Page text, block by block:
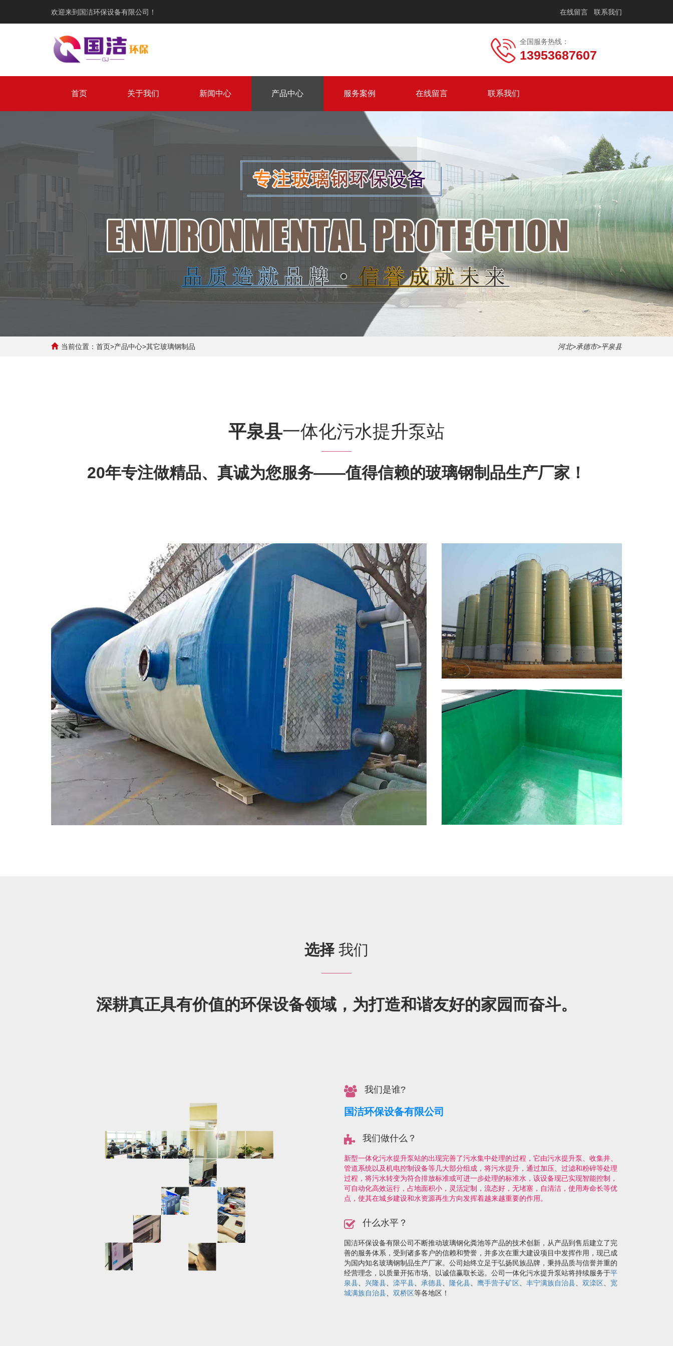
欢迎来到国洁环保设备有限公司！ 在线留言 联系我们
全国服务热线：
13953687607
首页 关于我们 新闻中心 产品中心 服务案例 在线留言 联系我们
当前位置： 首页>产品中心>其它玻璃钢制品 河北>承德市>平泉县
平泉县一体化污水提升泵站
20年专注做精品、真诚为您服务——值得信赖的玻璃钢制品生产厂家！
选择我们
深耕真正具有价值的环保设备领域，为打造和谐友好的家园而奋斗。
我们是谁?
国洁环保设备有限公司
我们做什么？
新型一体化污水提升泵站的出现完善了污水集中处理的过程，它由污水提升泵、收集井、
管道系统以及机电控制设备等几大部分组成，将污水提升，通过加压、过滤和粉碎等处理
过程，将污水转变为符合排放标准或可进一步处理的标准水，该设备现已实现智能控制，
可自动化高效运行，占地面积小，灵活定制，流态好，无堵塞，自清洁，使用寿命长等优
点，使其在城乡建设和水资源再生方向发挥着越来越重要的作用。
什么水平？
国洁环保设备有限公司不断推动玻璃钢化粪池等产品的技术创新，从产品到售后建立了完
善的服务体系，受到诸多客户的信赖和赞誉，并多次在重大建设项目中发挥作用，现已成
为国内知名玻璃钢制品生产厂家。公司始终立足于弘扬民族品牌，秉持品质与信誉并重的
经营理念，以质量开拓市场、以诚信赢取长远。公司一体化污水提升泵站将持续服务于平
泉县
兴隆县 滦平县 承德县 隆化县 鹰手营子矿区 丰宁满族自治县 双滦区
宽
城满族自治县
双桥区等各地区！